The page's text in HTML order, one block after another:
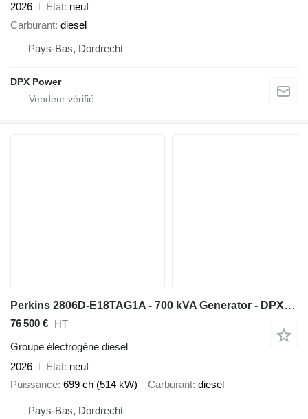
2026 État neuf
Carburant diesel
Pays-Bas, Dordrecht
DPX Power
Perkins 2806D-E18TAG1A - 700 kVA Generator - DPX-19816
76 500 € HT
Groupe électrogène diesel
2026
État neuf
Puissance 699 ch (514 kW) Carburant diesel
Pays-Bas, Dordrecht